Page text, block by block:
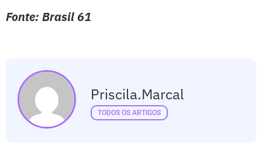
Fonte: Brasil 61
Priscila.marcal
TODOS OS ARTIGOS